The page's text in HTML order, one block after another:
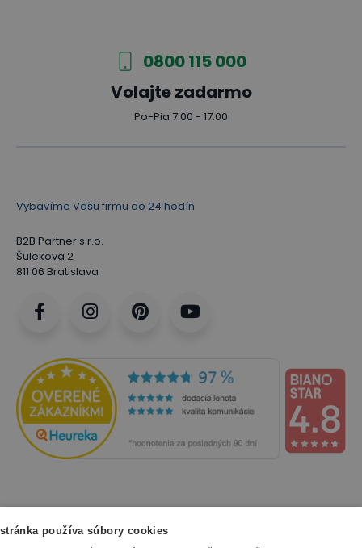
0800 115 000
Volajte zadarmo
Po-Pia 7:00 - 17:00
Vybavíme Vašu firmu do 24 hodín
B2B Partner s.r.o.
Šulekova 2
811 06 Bratislava
NAKUPOVANIE
používa súbory cookies